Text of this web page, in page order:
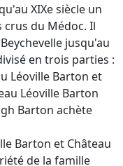
XIXe siècle un
crus du Médoc. Il
jusqu'au
en trois parties :
Léoville Barton et
Léoville Barton
Barton achète
Barton et Château
de la famille